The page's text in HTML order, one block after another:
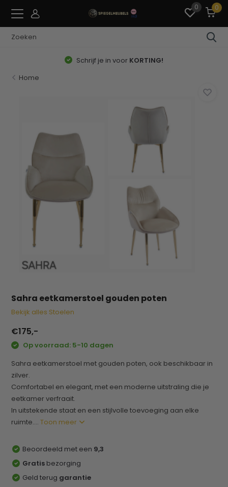
0 0
Schrijf je in voor KORTING!
Home
Sahra eetkamerstoel gouden poten
Bekijk alles Stoelen
€175,-
Op voorraad: 5-10 dagen
Sahra eetkamerstoel met gouden poten, ook beschikbaar in
zilver.
Comfortabel en elegant, met een moderne uitstraling die je
eetkamer verfraait.
In uitstekende staat en een stijlvolle toevoeging aan elke
ruimte....Toon meer
Beoordeeld met een 9,3
Gratis bezorging
Geld terug garantie